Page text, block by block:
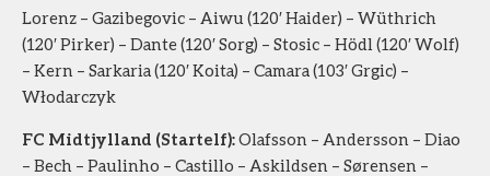
Lorenz – Gazibegovic – Aiwu (120′ Haider) – Wüthrich
(120′ Pirker) – Dante (120′ Sorg) – Stosic – Hödl (120′ Wolf)
– Kern – Sarkaria (120′ Koita) – Camara (103′ Grgic) –
Włodarczyk
FC Midtjylland (Startelf):Olafsson – Andersson – Diao
– Bech – Paulinho – Castillo – Askildsen – Sørensen –